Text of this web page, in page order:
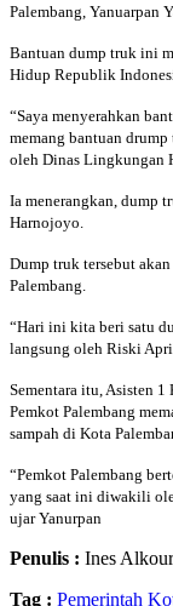
Palembang, Yanuarpan
Bantuan dump truk ini
Hidup Republik
“Saya menyerahkan
memang bantuan
oleh Dinas Lingkungan
Ia menerangkan, dump
Harnojoyo.
Dump truk tersebut
Palembang.
“Hari ini kita beri satu
langsung oleh Riski
Sementara itu, Asisten
Pemkot Palembang
sampah di Kota
“Pemkot Palembang
yang saat ini diwakili
ujar Yanurpan
Penulis : Ines
Tag : Pemerintah